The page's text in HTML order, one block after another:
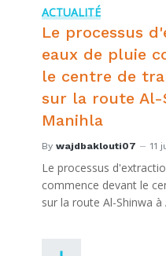
ACTUALITÉ
Le processus
eaux de pluie
le centre de
sur la route Al-
Manihla
By wajdbaklouti07 11
Le processus
commence devant le
sur la route Al-Shinwa à